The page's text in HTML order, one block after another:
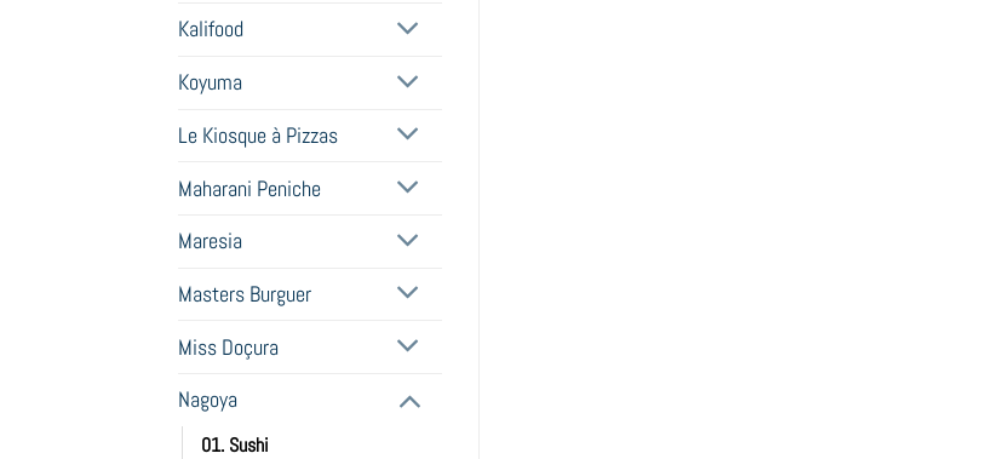
Kalifood
Koyuma
Le Kiosque à Pizzas
Maharani Peniche
Maresia
Masters Burguer
Miss Doçura
Nagoya
01. Sushi